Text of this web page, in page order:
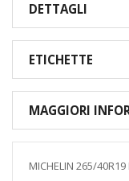
DETTAGLI
ETICHETTE
MAGGIORI
MICHELIN 265/